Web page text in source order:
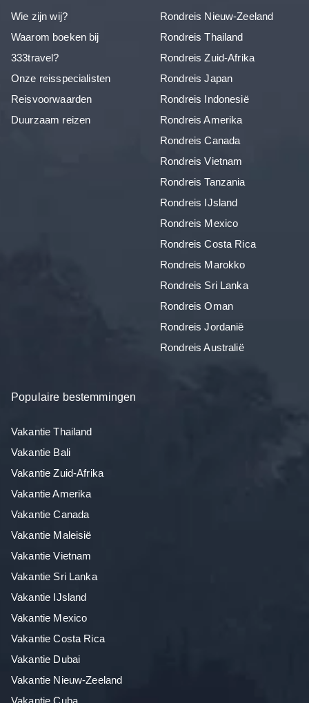
Wie zijn wij?
Waarom boeken bij
333travel?
Onze reisspecialisten
Reisvoorwaarden
Duurzaam reizen
Rondreis Nieuw-Zeeland
Rondreis Thailand
Rondreis Zuid-Afrika
Rondreis Japan
Rondreis Indonesië
Rondreis Amerika
Rondreis Canada
Rondreis Vietnam
Rondreis Tanzania
Rondreis IJsland
Rondreis Mexico
Rondreis Costa Rica
Rondreis Marokko
Rondreis Sri Lanka
Rondreis Oman
Rondreis Jordanië
Rondreis Australië
Populaire bestemmingen
Vakantie Thailand
Vakantie Bali
Vakantie Zuid-Afrika
Vakantie Amerika
Vakantie Canada
Vakantie Maleisië
Vakantie Vietnam
Vakantie Sri Lanka
Vakantie IJsland
Vakantie Mexico
Vakantie Costa Rica
Vakantie Dubai
Vakantie Nieuw-Zeeland
Vakantie Cuba